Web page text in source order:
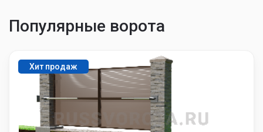
Популярные ворота
Хит продаж